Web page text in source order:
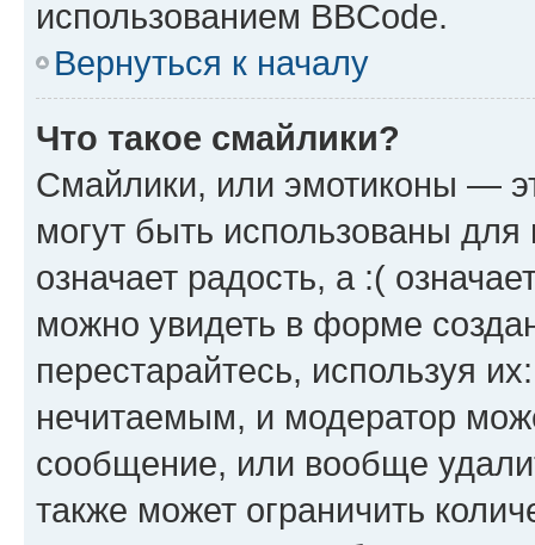
использованием BBCode.
Вернуться к началу
Что такое смайлики?
Смайлики, или эмотиконы —
могут быть использованы
означает радость, а :(
можно увидеть в форме
перестарайтесь, используя
нечитаемым, и модератор
сообщение, или вообще
также может ограничить